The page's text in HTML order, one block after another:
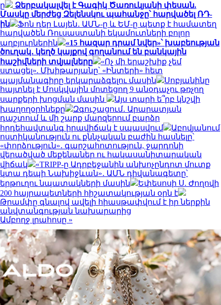
ը
Ձերբակալվել է Գագիկ Ծառուկյանի փեսան.
Մասկը մերժեց Զելենսկու պահանջը՝ հարվածել ՌԴ-
ին
Ֆոն դեր Լայեն․ ԱՄՆ-ը և ԵՄ-ը պետք է համատեղ
հարվածեն Ռուսաստանի եկամուտների բոլոր
աղբյուրներին
«15 հազար դրամ նվեր»՝ խաբեության
ծուղակ․ կեղծ կայքով գողանում են բանկային
հաշիվների տվյալները
«Ոչ մի երաշխիք չեմ
ստացել». Մխիթարյանը՝ «Ինտերի» հետ
պայմանագիրը երկարաձգելու մասին
Սոբյանինը
հայտնել է Մոսկվային մոտեցող 9 անօդաչու թռչող
սարքերի խոցման մասին
Այս տարի ե՞րբ կնշվի
խաղողօրհնեքը
Զգուշացում․ Արարատյան
դաշտում և մի շարք մարզերում բարձր
հրդեհավտանգ իրավիճակ է սպասվում
Աբովյանում
ոստիկանություն ու քննչական բաժին հասնելը՝
«փորձություն»․ գարշահոտություն, ջարդոնի
վերածված մեքենաներ ու հակասանիտարական
վիճակ
«TRIPP-ը Ադրբեջանին անխոչընդոտ մուտք
կտա դեպի Նախիջևան»․ ԱՄՆ դիվանագետը՝
երթուղու նպատակների մասին
Եփեսոսի Ս. Ժողովի
200 հայրապետների հիշատակության օրն է
Թրամփը գնալով ավելի հիասթափվում է իր ներքին
անվտանգության նախարարից
Ամբողջ լրահոսը »